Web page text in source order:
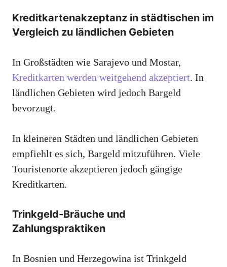
Kreditkartenakzeptanz in städtischen im
Vergleich zu ländlichen Gebieten
In Großstädten wie Sarajevo und Mostar,
Kreditkarten werden weitgehend akzeptiert. In
ländlichen Gebieten wird jedoch Bargeld
bevorzugt.
In kleineren Städten und ländlichen Gebieten
empfiehlt es sich, Bargeld mitzuführen. Viele
Touristenorte akzeptieren jedoch gängige
Kreditkarten.
Trinkgeld-Bräuche und
Zahlungspraktiken
In Bosnien und Herzegowina ist Trinkgeld